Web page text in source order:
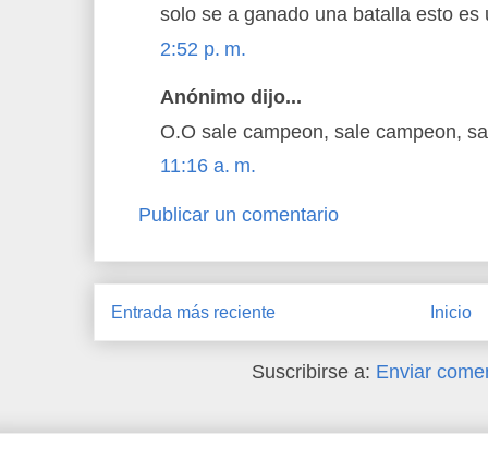
solo se a ganado una batalla esto es
2:52 p. m.
Anónimo dijo...
O.O sale campeon, sale campeon,
11:16 a. m.
Publicar un comentario
Entrada más reciente Inicio
Suscribirse a: Enviar